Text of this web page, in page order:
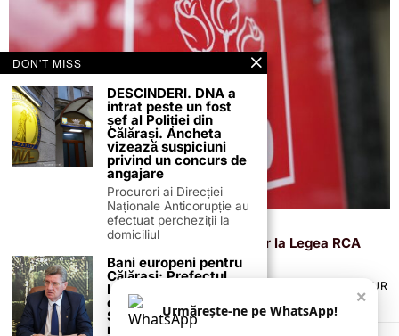
14 octombrie 2025
PSD anunță eliminarea amendamentelor la Legea RCA
care afectează drepturile asiguraților
TERMENI ȘI CONDIȚII
POLITICA DE ANULARE & RETUR
PUBLICITATE ONLINE & TIPĂRITĂ
CONTACT
ZIARUL ANUNȚUL CĂLĂRĂȘEAN
×
Urmărește-ne pe WhatsApp!
DON'T MISS
DESCINDERI. DNA a
intrat peste un fost
șef al Poliției din
Călărași. Ancheta
vizează suspiciuni
privind un concurs de
angajare
Procurori ai Direcției
Naționale Anticorupție au
efectuat percheziții la
domiciliul
Bani europeni pentru
Călărași: Prefectul
Laurențiu State anunță
colaborarea cu ADR
Sud-Muntenia pentru
noi finanțări